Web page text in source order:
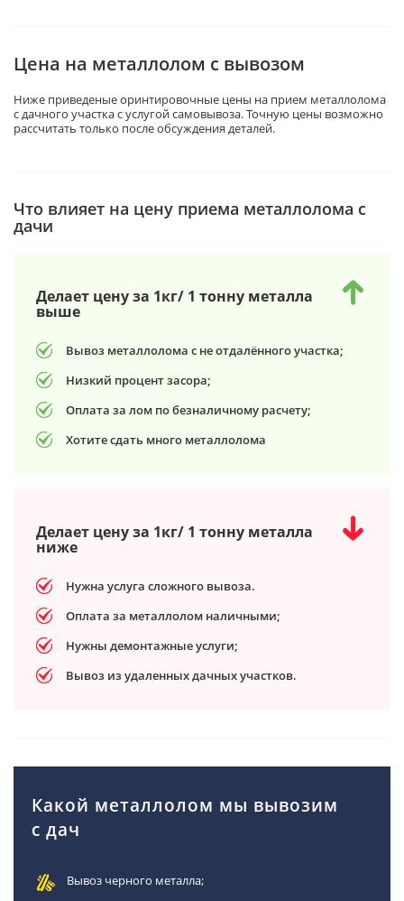
Цена на металлолом с вывозом
Ниже приведеные оринтировочные цены на прием металлолома
с дачного участка с услугой самовывоза. Точную цены возможно
рассчитать только после обсуждения деталей.
Что влияет на цену приема металлолома с
дачи
Делает цену за 1кг/ 1 тонну металла
выше
Вывоз металлолома с не отдалённого участка;
Низкий процент засора;
Оплата за лом по безналичному расчету;
Хотите сдать много металлолома
Делает цену за 1кг/ 1 тонну металла
ниже
Нужна услуга сложного вывоза.
Оплата за металлолом наличными;
Нужны демонтажные услуги;
Вывоз из удаленных дачных участков.
Какой металлолом мы вывозим
с дач
Вывоз черного металла;